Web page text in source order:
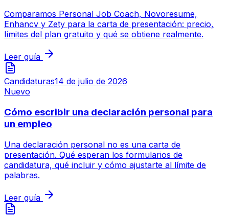
Comparamos Personal Job Coach, Novoresume,
Enhancv y Zety para la carta de presentación: precio,
límites del plan gratuito y qué se obtiene realmente.
Leer guía
Candidaturas14 de julio de 2026
Nuevo
Cómo escribir una declaración personal para
un empleo
Una declaración personal no es una carta de
presentación. Qué esperan los formularios de
candidatura, qué incluir y cómo ajustarte al límite de
palabras.
Leer guía